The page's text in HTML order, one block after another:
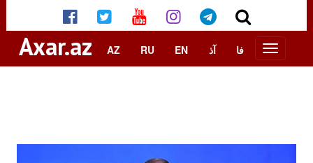
Axar.az AZ RU EN آذ فا